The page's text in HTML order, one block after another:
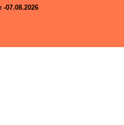
-07.08.2026